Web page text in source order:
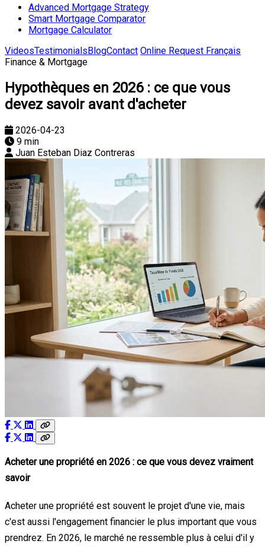
Advanced Mortgage Strategy
Smart Mortgage Comparator
Mortgage Calculator
VideosTestimonialsBlogContact Online Request Français
Finance & Mortgage
Hypothèques en 2026 : ce que vous
devez savoir avant d'acheter
2026-04-23
9 min
Juan Esteban Diaz Contreras
Acheter une propriété en 2026 : ce que vous devez vraiment
savoir
Acheter une propriété est souvent le projet d'une vie, mais
c'est aussi l'engagement financier le plus important que vous
prendrez. En 2026, le marché ne ressemble plus à celui d'il y